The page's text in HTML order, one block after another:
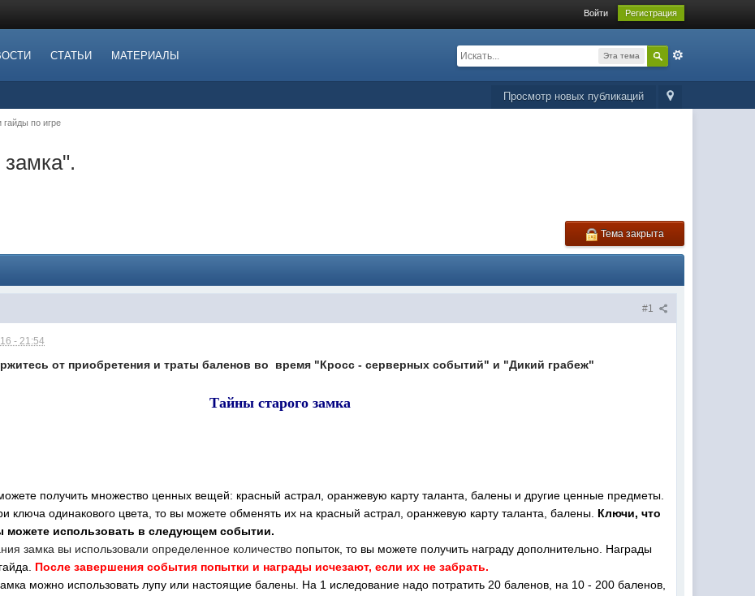
Войти Регистрация
СТАТЬИ МАТЕРИАЛЫ Эта тема
Просмотр новых публикаций
по игре
Тема закрыта
#1
- 21:54
от приобретения и траты баленов во время "Кросс - серверных событий" и "Дикий грабеж"
Тайны старого замка
получить множество ценных вещей: красный астрал, оранжевую карту таланта, балены и другие ценные предметы.
ключа одинакового цвета, то вы можете обменять их на красный астрал, оранжевую карту таланта, балены. Ключи, что
можете использовать в следующем событии.
замка вы использовали определенное количество попыток, то вы можете получить награду дополнительно. Награды
После завершения события попытки и награды исчезают, если их не забрать.
можно использовать лупу или настоящие балены. На 1 иследование надо потратить 20 баленов, на 10 - 200 баленов,